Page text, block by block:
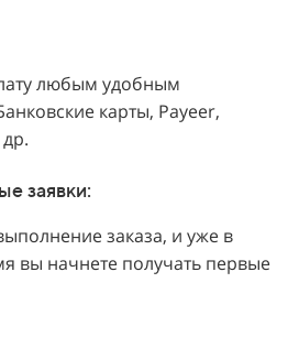
любым удобным
карты, Payeer,
заявки:
заказа, и уже в
вы начнете получать первые